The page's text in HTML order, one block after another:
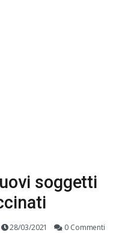
soggetti
28/03/2021 0 Commenti